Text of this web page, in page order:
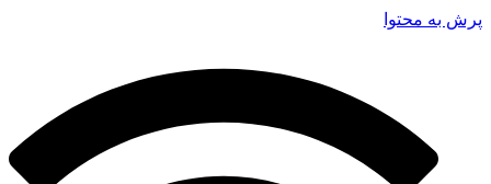
پرش به محتوا